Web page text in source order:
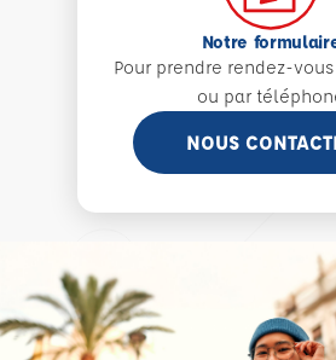
Notre
Pour prendre rendez-
ou par
NOUS